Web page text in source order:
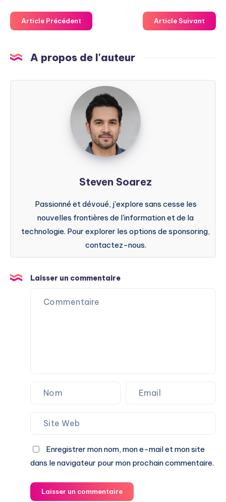
Article Précédent Article Suivant
A propos de l'auteur
Steven
Soarez
Steven Soarez
Passionné et dévoué, j'explore sans cesse les
nouvelles frontières de l'information et de la
technologie. Pour explorer les options de sponsoring,
contactez-nous.
Laisser un commentaire
Enregistrer mon nom, mon e-mail et mon site
dans le navigateur pour mon prochain commentaire.
Laisser un commentaire